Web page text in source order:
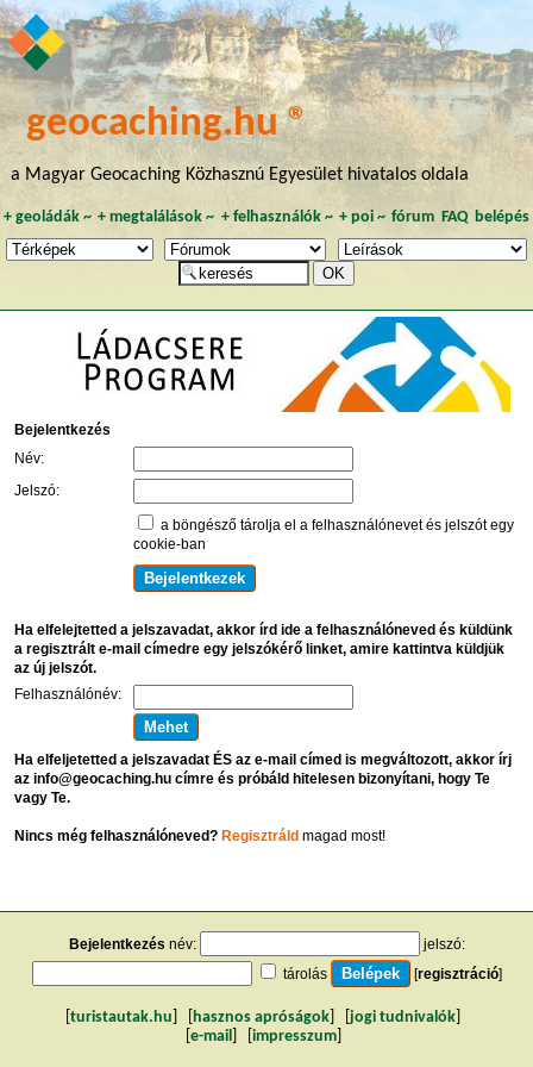
geocaching.hu ®
a Magyar Geocaching Közhasznú Egyesület hivatalos oldala
+ geoládák~ +megtalálások ~ + felhasználók~ + poi~ fórum FAQ belépés
Bejelentkezés
Név:
Jelszó:
a böngésző tárolja el a felhasználónevet és jelszót egy
cookie-ban
Ha elfelejtetted a jelszavadat, akkor írd ide a felhasználóneved és küldünk
a regisztrált e-mail címedre egy jelszókérő linket, amire kattintva küldjük
az új jelszót.
Felhasználónév:
Ha elfeljetetted a jelszavadat ÉS az e-mail címed is megváltozott, akkor írj
az info@geocaching.hu címre és próbáld hitelesen bizonyítani, hogy Te
vagy Te.
Nincs még felhasználóneved? Regisztráldmagad most!
Bejelentkezés név:
jelszó:
tárolás
[regisztráció]
turistautak.hu hasznos apróságok jogi tudnivalók
e-mail impresszum]